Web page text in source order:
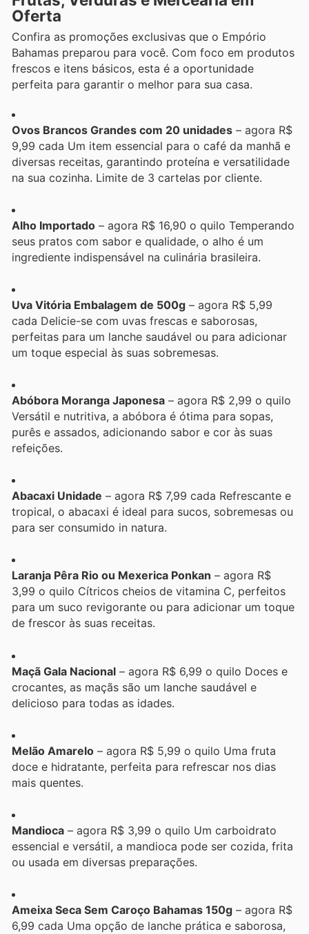
Oferta
Confira as promoções exclusivas que o Empório
Bahamas preparou para você. Com foco em produtos
frescos e itens básicos, esta é a oportunidade
perfeita para garantir o melhor para sua casa.
Ovos Brancos Grandes com 20 unidades – agora R$
9,99 cada Um item essencial para o café da manhã e
diversas receitas, garantindo proteína e versatilidade
na sua cozinha. Limite de 3 cartelas por cliente.
Alho Importado – agora R$ 16,90 o quilo Temperando
seus pratos com sabor e qualidade, o alho é um
ingrediente indispensável na culinária brasileira.
Uva Vitória Embalagem de 500g – agora R$ 5,99
cada Delicie-se com uvas frescas e saborosas,
perfeitas para um lanche saudável ou para adicionar
um toque especial às suas sobremesas.
Abóbora Moranga Japonesa – agora R$ 2,99 o quilo
Versátil e nutritiva, a abóbora é ótima para sopas,
purês e assados, adicionando sabor e cor às suas
refeições.
Abacaxi Unidade – agora R$ 7,99 cada Refrescante e
tropical, o abacaxi é ideal para sucos, sobremesas ou
para ser consumido in natura.
Laranja Pêra Rio ou Mexerica Ponkan – agora R$
3,99 o quilo Cítricos cheios de vitamina C, perfeitos
para um suco revigorante ou para adicionar um toque
de frescor às suas receitas.
Maçã Gala Nacional – agora R$ 6,99 o quilo Doces e
crocantes, as maçãs são um lanche saudável e
delicioso para todas as idades.
Melão Amarelo – agora R$ 5,99 o quilo Uma fruta
doce e hidratante, perfeita para refrescar nos dias
mais quentes.
Mandioca – agora R$ 3,99 o quilo Um carboidrato
essencial e versátil, a mandioca pode ser cozida, frita
ou usada em diversas preparações.
Ameixa Seca Sem Caroço Bahamas 150g – agora R$
6,99 cada Uma opção de lanche prática e saborosa,